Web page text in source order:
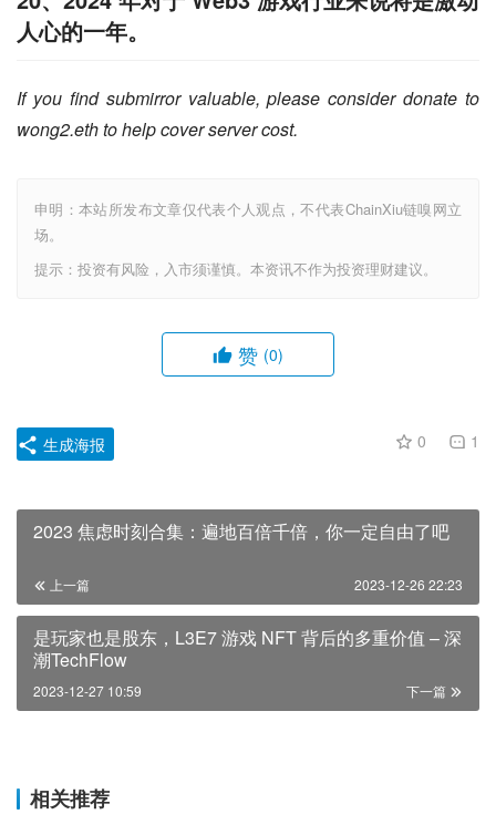
人心的一年。
If you find submirror valuable, please consider donate to
wong2.eth to help cover server cost.
申明：本站所发布文章仅代表个人观点，不代表ChainXiu链嗅网立
场。
提示：投资有风险，入市须谨慎。本资讯不作为投资理财建议。
赞 (0)
0 1
生成海报
2023 焦虑时刻合集：遍地百倍千倍，你一定自由了吧
上一篇 2023-12-26 22:23
是玩家也是股东，L3E7 游戏 NFT 背后的多重价值 – 深
潮TechFlow
下一篇
2023-12-27 10:59
相关推荐